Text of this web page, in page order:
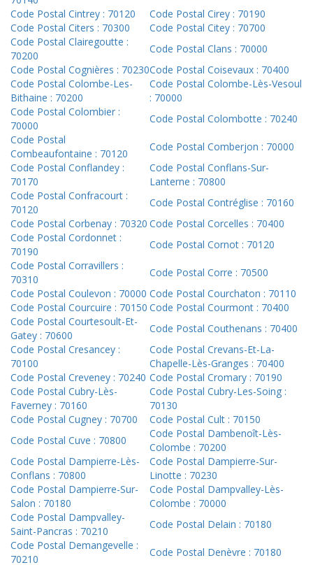
Code Postal Cintrey : 70120
Code Postal Cirey : 70190
Code Postal Citers : 70300
Code Postal Citey : 70700
Code Postal Clairegoutte :
70200
Code Postal Clans : 70000
Code Postal Cognières : 70230Code Postal Coisevaux : 70400
Code Postal Colombe-Les-
Bithaine : 70200
Code Postal Colombe-Lès-Vesoul
: 70000
Code Postal Colombier :
70000
Code Postal Colombotte : 70240
Code Postal
Combeaufontaine : 70120
Code Postal Comberjon : 70000
Code Postal Conflandey :
70170
Code Postal Conflans-Sur-
Lanterne : 70800
Code Postal Confracourt :
70120
Code Postal Contréglise : 70160
Code Postal Corbenay : 70320 Code Postal Corcelles : 70400
Code Postal Cordonnet :
70190
Code Postal Cornot : 70120
Code Postal Corravillers :
70310
Code Postal Corre : 70500
Code Postal Coulevon : 70000 Code Postal Courchaton : 70110
Code Postal Courcuire : 70150 Code Postal Courmont : 70400
Code Postal Courtesoult-Et-
Gatey : 70600
Code Postal Couthenans : 70400
Code Postal Cresancey :
70100
Code Postal Crevans-Et-La-
Chapelle-Lès-Granges : 70400
Code Postal Creveney : 70240 Code Postal Cromary : 70190
Code Postal Cubry-Lès-
Faverney : 70160
Code Postal Cubry-Les-Soing :
70130
Code Postal Cugney : 70700
Code Postal Cult : 70150
Code Postal Cuve : 70800
Code Postal Dambenoît-Lès-
Colombe : 70200
Code Postal Dampierre-Lès-
Conflans : 70800
Code Postal Dampierre-Sur-
Linotte : 70230
Code Postal Dampierre-Sur-
Salon : 70180
Code Postal Dampvalley-Lès-
Colombe : 70000
Code Postal Dampvalley-
Saint-Pancras : 70210
Code Postal Delain : 70180
Code Postal Demangevelle :
70210
Code Postal Denèvre : 70180